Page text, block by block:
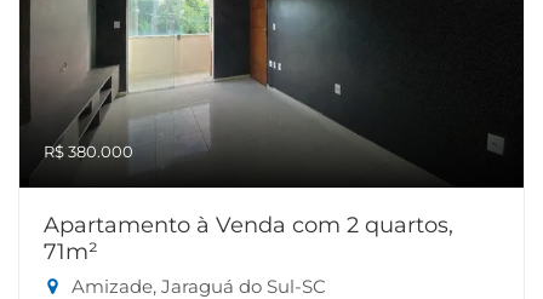
R$ 380.000
Apartamento à Venda com 2 quartos,
71m²
Amizade, Jaraguá do Sul-SC